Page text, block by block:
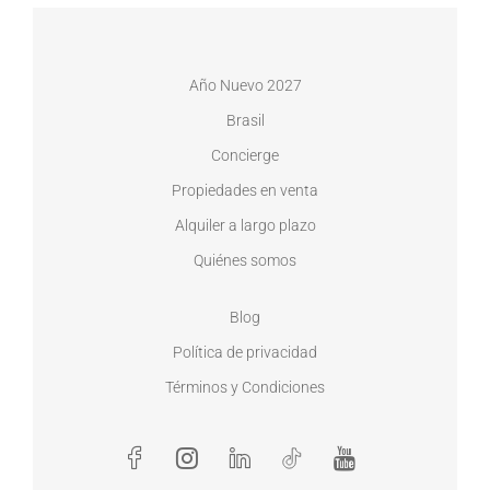
Año Nuevo 2027
Brasil
Concierge
Propiedades en venta
Alquiler a largo plazo
Quiénes somos
Blog
Política de privacidad
Términos y Condiciones